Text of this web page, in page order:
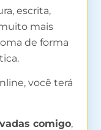
escrita,
mais
de forma
você terá
comigo,